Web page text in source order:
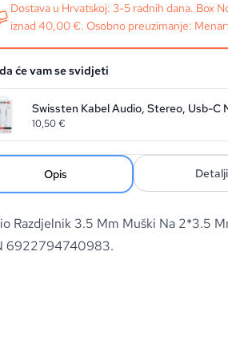
Dostava u Hrvatskoj: 3-5 radnih dana. Box
iznad 40,00 €. Osobno preuzimanje:
će vam se svidjeti
10,50€
Opis Detalji
Razdjelnik 3.5 Mm Muški Na 2*3.5
6922794740983.